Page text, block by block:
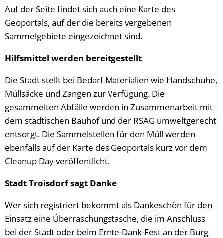
Auf der Seite findet sich auch eine Karte des
Geoportals, auf der die bereits vergebenen
Sammelgebiete eingezeichnet sind.
Hilfsmittel werden bereitgestellt
Die Stadt stellt bei Bedarf Materialien wie Handschuhe,
Müllsäcke und Zangen zur Verfügung. Die
gesammelten Abfälle werden in Zusammenarbeit mit
dem städtischen Bauhof und der RSAG umweltgerecht
entsorgt. Die Sammelstellen für den Müll werden
ebenfalls auf der Karte des Geoportals kurz vor dem
Cleanup Day veröffentlicht.
Stadt Troisdorf sagt Danke
Wer sich registriert bekommt als Dankeschön für den
Einsatz eine Überraschungstasche, die im Anschluss
bei der Stadt oder beim Ernte-Dank-Fest an der Burg